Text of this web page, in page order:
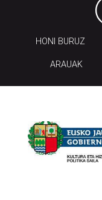
HONI BURUZ
ARAUAK